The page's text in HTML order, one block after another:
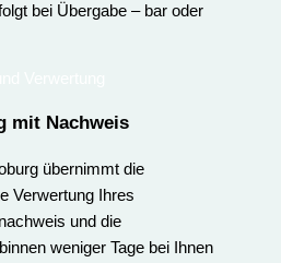
bei Übergabe – bar oder
mit Nachweis
übernimmt die
Verwertung Ihres
und die
weniger Tage bei Ihnen